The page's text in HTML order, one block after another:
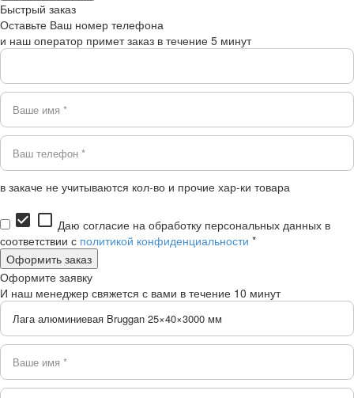
Быстрый заказ
Оставьте Ваш номер телефона
и наш оператор примет заказ в течение 5 минут
в закаче не учитываются кол-во и прочие хар-ки товара
check_box check_box_outline_blank Даю согласие на обработку персональных данных в
соответствии с политикой конфиденциальности *
Оформите заявку
И наш менеджер свяжется с вами в течение 10 минут